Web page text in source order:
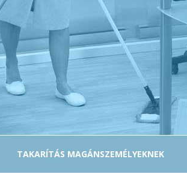
TAKARÍTÁS MAGÁNSZEMÉLYEKNEK